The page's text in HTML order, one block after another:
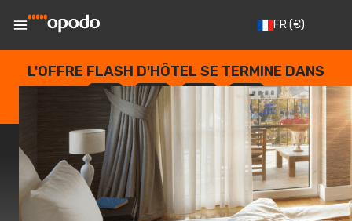
FR(€)
L'OFFRE FLASH D'HÔTEL SE TERMINE DANS
--
JOURS
: --
HEURES
: --
SECONDES